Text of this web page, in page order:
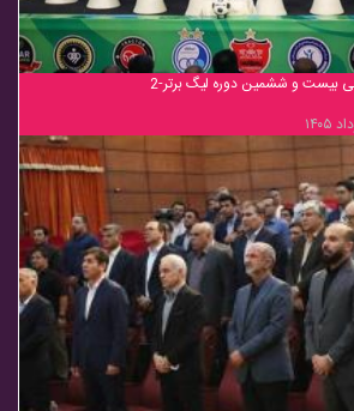
بیست و ششمین دوره لیگ برتر-2